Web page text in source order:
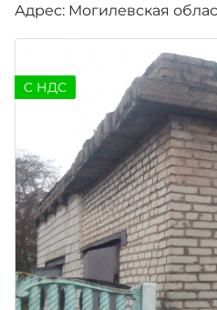
Адрес: Могилевская
C НДС